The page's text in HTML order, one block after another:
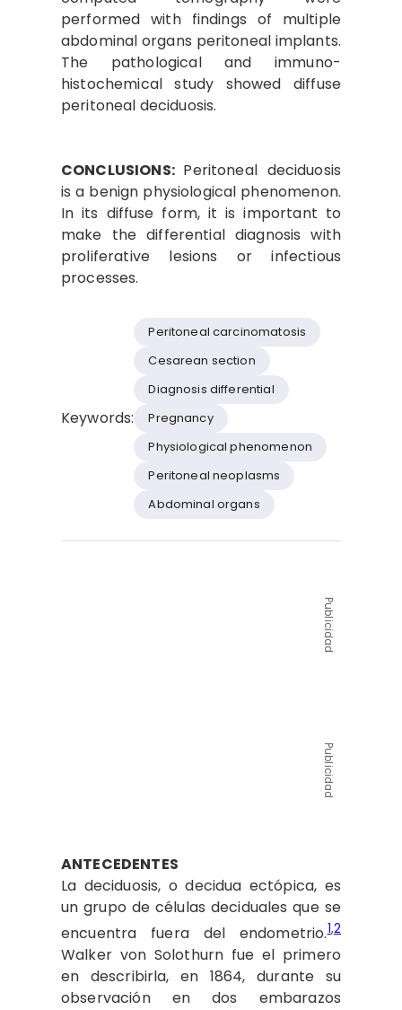
performed with findings of multiple
abdominal organs peritoneal implants.
The pathological and immuno-
histochemical study showed diffuse
peritoneal deciduosis.
CONCLUSIONS: Peritoneal deciduosis
is a benign physiological phenomenon.
In its diffuse form, it is important to
make the differential diagnosis with
proliferative lesions or infectious
processes.
Keywords:
Peritoneal carcinomatosis
Cesarean section
Diagnosis differential
Pregnancy
Physiological phenomenon
Peritoneal neoplasms
Abdominal organs
Publicidad
Publicidad
ANTECEDENTES
La deciduosis, o decidua ectópica, es
un grupo de células deciduales que se
encuentra fuera del endometrio.1,2
Walker von Solothurn fue el primero
en describirla, en 1864, durante su
observación en dos embarazos